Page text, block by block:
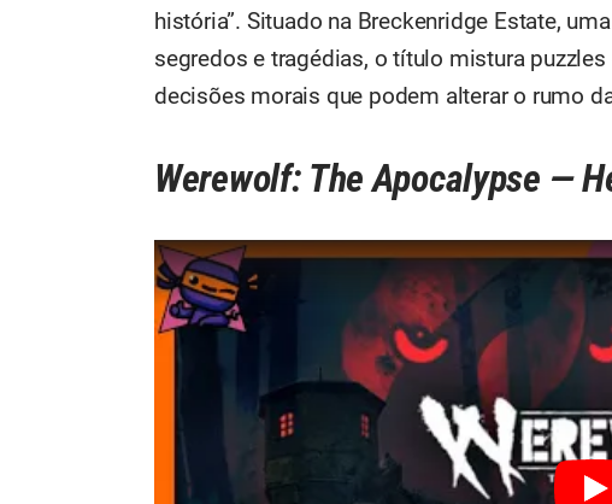
história”. Situado na Breckenridge Estate,
segredos e tragédias, o título mistura
decisões morais que podem alterar o rumo
Werewolf: The Apocalypse —